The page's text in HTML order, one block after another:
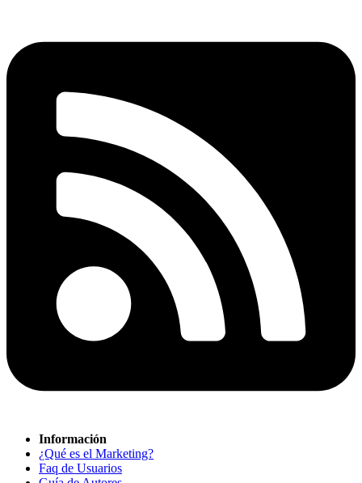
Información
¿Qué es el Marketing?
Faq de Usuarios